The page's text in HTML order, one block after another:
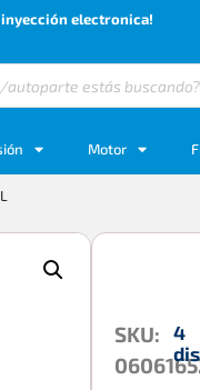
inyección electronica!
Motor
SKU:
4